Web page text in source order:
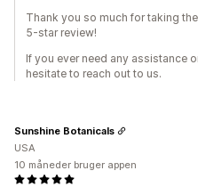
Thank you so much for taking
5-star review!
If you ever need any assistance
hesitate to reach out to us.
Sunshine Botanicals
USA
10 måneder bruger appen